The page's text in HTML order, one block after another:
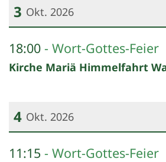
3 Okt. 2026
18:00 Wort-Gottes-Feier
Kirche Mariä Himmelfahrt
4 Okt. 2026
11:15 Wort-Gottes-Feier